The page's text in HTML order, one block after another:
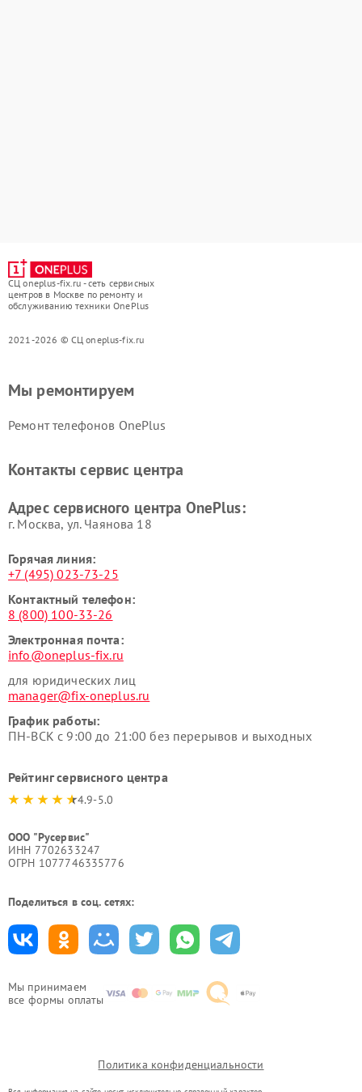
СЦ oneplus-fix.ru - сеть сервисных
центров в Москве по ремонту и
обслуживанию техники OnePlus
2021-2026 © СЦ oneplus-fix.ru
Мы принимаем
все формы оплаты
Мы ремонтируем
Ремонт телефонов OnePlus
Контакты сервис центра
Адрес сервисного центра OnePlus:
г. Москва, ул. Чаянова 18
Горячая линия:
+7 (495) 023-73-25
Контактный телефон:
8 (800) 100-33-26
Электронная почта:
info@oneplus-fix.ru
для юридических лиц
manager@fix-oneplus.ru
График работы:
ПН-ВСК с 9:00 до 21:00 без перерывов и выходных
Рейтинг сервисного центра
4.9-5.0
ООО "Русервис"
ИНН 7702633247
ОГРН 1077746335776
Поделиться в соц. сетях:
Политика конфиденциальности